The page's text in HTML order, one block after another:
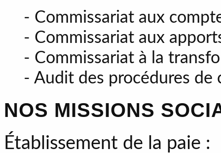
- Commissariat aux
- Commissariat aux
- Commissariat à la
- Audit des procédures de
NOS MISSIONS
Établissement de la paie :